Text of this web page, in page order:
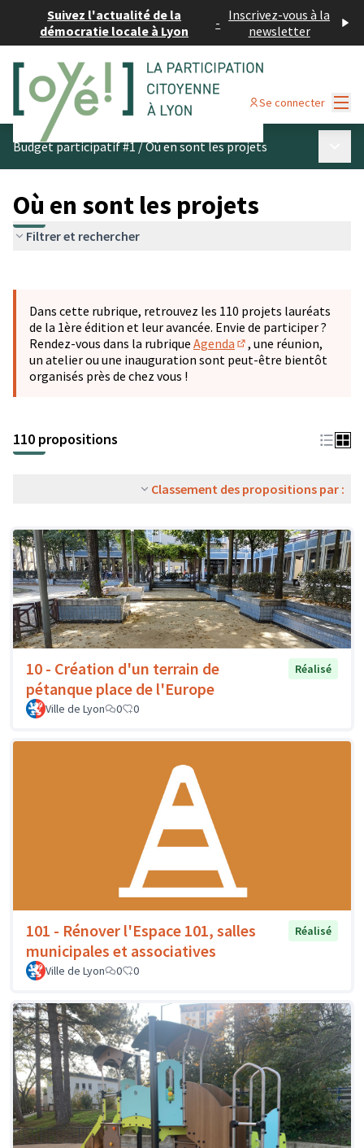
Suivez l'actualité de la
démocratie locale à Lyon
- Inscrivez-vous à la
newsletter
Se connecter
Budget participatif #1/Où en sont les projets
Où en sont les projets
Filtrer et rechercher
−
Dans cette rubrique, retrouvez les 110 projets lauréats
de la 1ère édition et leur avancée. Envie de participer ?
Rendez-vous dans la rubrique Agenda
(S'ouvre dans un
, une réunion,
un atelier ou une inauguration sont peut-être bientôt
organisés près de chez vous !
110 propositions
Classement des propositions par :
10 - Création d'un terrain de
pétanque place de l'Europe
Réalisé
Ville de Lyon 0 0
101 - Rénover l'Espace 101, salles
municipales et associatives
Réalisé
Ville de Lyon 0 0